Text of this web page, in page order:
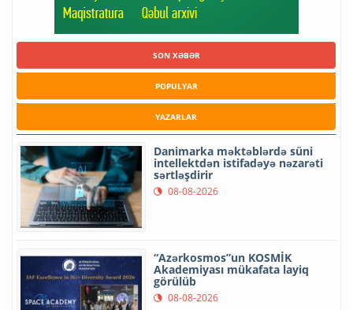
SON XƏBƏR
POPULYAR
YAZARLAR
Danimarka məktəblərdə süni
intellektdən istifadəyə nəzarəti
sərtləşdirir
08-08-2026
“Azərkosmos”un KOSMİK
Akademiyası mükafata layiq
görülüb
08-08-2026